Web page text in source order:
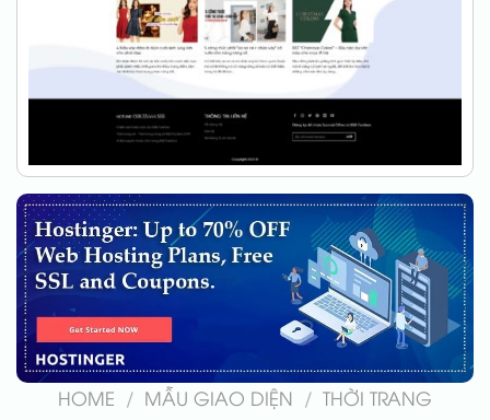
HOME / MẪU GIAO DIỆN / THỜI TRANG